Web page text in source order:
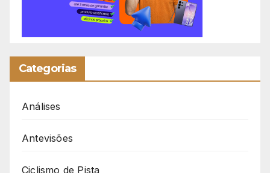
Categorias
Análises
Antevisões
Ciclismo de Pista